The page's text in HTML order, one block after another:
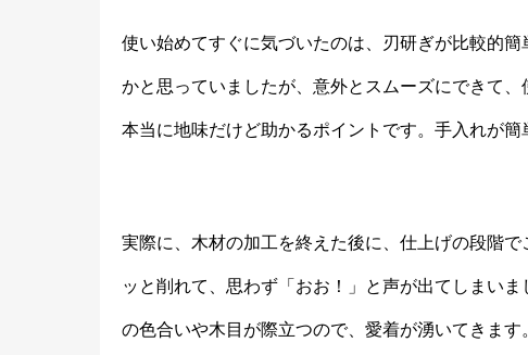
使い始めてすぐに気づいたのは、刃研ぎが比較的
かと思っていましたが、意外とスムーズにできて
本当に地味だけど助かるポイントです。手入れが
実際に、木材の加工を終えた後に、仕上げの段階
ッと削れて、思わず「おお！」と声が出てしまい
の色合いや木目が際立つので、愛着が湧いてきま